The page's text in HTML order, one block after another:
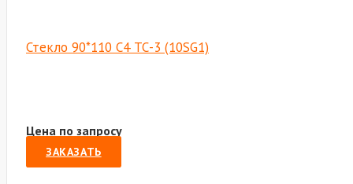
Стекло 90*110 С4 ТС-3 (10SG1)
Цена по запросу
ЗАКАЗАТЬ